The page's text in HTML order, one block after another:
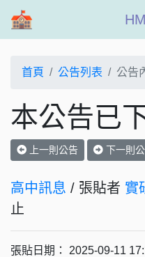
首頁 公告列表 公告
本公告已
上一則公告 下一則
高中訊息 / 張貼者 實
止
張貼日期： 2025-09-11